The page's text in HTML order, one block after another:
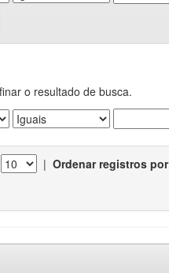
o resultado de busca.
| Ordenar registros por